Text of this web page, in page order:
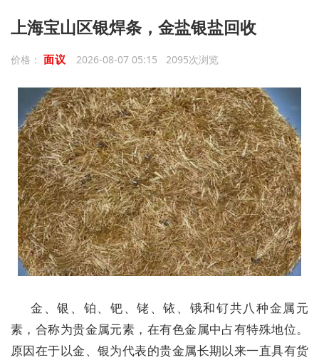
上海宝山区银焊条，金盐银盐回收
价格： 面议 2026-08-07 05:15 2095次浏览
金、银、铂、钯、铑、铱、锇和钌共八种金属元
素，合称为贵金属元素，在有色金属中占有特殊地位。
原因在于以金、银为代表的贵金属长期以来一直具有货